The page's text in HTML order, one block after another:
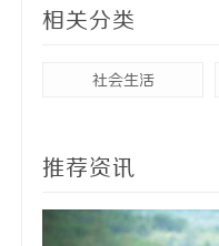
相关分类
社会生活
推荐资讯